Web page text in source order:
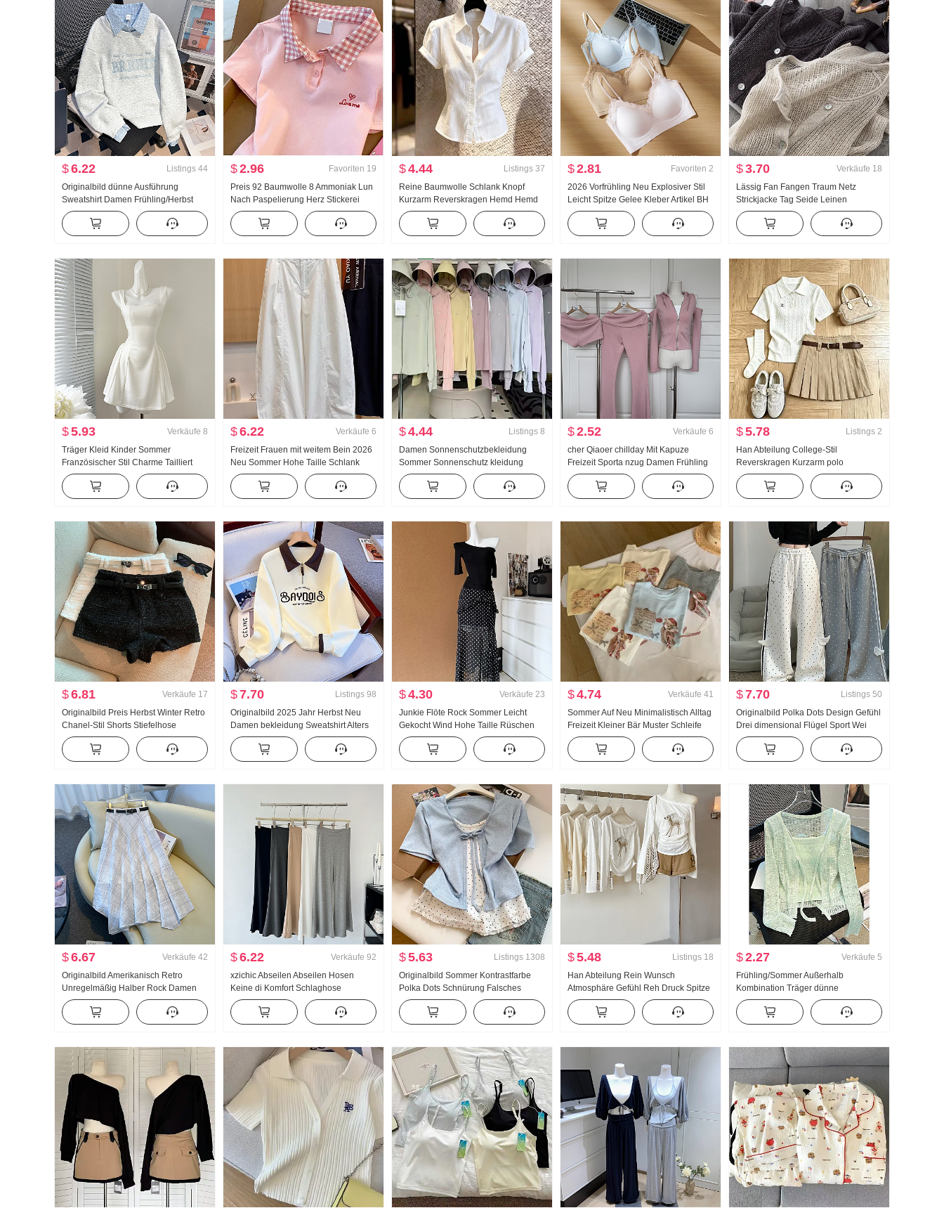
$6.22 Listings 44
Originalbild dünne Ausführung
Sweatshirt Damen Frühling/Herbst
Neu Han Abteilung Falsches
Zweiteiler Locker Dorn Stickerei
Gestreift Polo-Kragen Top
$2.96 Favoriten 19
Preis 92 Baumwolle 8 Ammoniak Lun
Nach Paspelierung Herz Stickerei
Süß Kurz Polo-Kragen T-Shirt Schlank
Petite Modisch
$4.44 Listings 37
Reine Baumwolle Schlank Knopf
Kurzarm Reverskragen Hemd Hemd
Damen 2026 Sommer Fort geschritten
Gefühl Leicht Luxus Sanft Wind Top
$2.81 Favoriten 2
2026 Vorfrühling Neu Explosiver Stil
Leicht Spitze Gelee Kleber Artikel BH
Innerhalb Gürtel Brust Pad Schlank
Weste Frauen
$3.70 Verkäufe 18
Lässig Fan Fangen Traum Netz
Strickjacke Tag Seide Leinen
Handarbeit Wählen Loch
Durchbrochen Strick Strickjacke
Damen Klimaanlage Sonnenschutz
$5.93 Verkäufe 8
Träger Kleid Kinder Sommer
Französischer Stil Charme Tailliert
Schlank Trägerkleid Minirock
$6.22 Verkäufe 6
Freizeit Frauen mit weitem Bein 2026
Neu Sommer Hohe Taille Schlank
Große Größe Petite Minimalistisch
Locker Neun Punkte Machete Hosen
$4.44 Listings 8
Damen Sonnenschutzbekleidung
Sommer Sonnenschutz kleidung
Nylon dünne Ausführung Eis Seide
Atmungsaktiv Jacke Locker Große
Größe Hoodie
$2.52 Verkäufe 6
cher Qiaoer chillday Mit Kapuze
Freizeit Sporta nzug Damen Frühling
Schulterfrei Jacke Schlaghose
Dreiteiliges Set
$5.78 Listings 2
Han Abteilung College-Stil
Reverskragen Kurzarm polo
Strickpullover Anzug Damen 2026
Sommer Neu Riese Gut aussehend
Plissee Rock
$6.81 Verkäufe 17
Originalbild Preis Herbst Winter Retro
Chanel-Stil Shorts Stiefelhose
$7.70 Listings 98
Originalbild 2025 Jahr Herbst Neu
Damen bekleidung Sweatshirt Alters
reduzierung Die Hälfte
Reißverschluss Mode Polo-Kragen
Freizeit Vielseitig kombinierbar
$4.30 Verkäufe 23
Junkie Flöte Rock Sommer Leicht
Gekocht Wind Hohe Taille Rüschen
Schlitz Schwarz Polka Dots Halber
Rock Tag Seide Schräg Schulter
Kleidung
$4.74 Verkäufe 41
Sommer Auf Neu Minimalistisch Alltag
Freizeit Kleiner Bär Muster Schleife
Locker Nischenprodukt Kurzarm T-
Shirt Koreanischer Stil Strick Top
$7.70 Listings 50
Originalbild Polka Dots Design Gefühl
Drei dimensional Flügel Sport Wei
Hosen Damen Neu Leicht Asien Wind
Locker Gerade geschnitten Schlank
Freizeithose
$6.67 Verkäufe 42
Originalbild Amerikanisch Retro
Unregelmäßig Halber Rock Damen
Leinen Mittel-Langer Rock Kariert A-
Linien-Rock Unregelmäßig
Fischschwanz Pendel Rock
$6.22 Verkäufe 92
xzichic Abseilen Abseilen Hosen
Keine di Komfort Schlaghose
Frühling/Sommer Neu Elegant Lange
Hose Schlank Freizeithose Damen
$5.63 Listings 1308
Originalbild Sommer Kontrastfarbe
Polka Dots Schnürung Falsches
Zweiteiler Kurzarm T-Shirt Damen
Sommer Neu Süßer Stil
Nischenprodukt Top
$5.48 Listings 18
Han Abteilung Rein Wunsch
Atmosphäre Gefühl Reh Druck Spitze
Spitze Schräg Schulter T-Shirt
Schulterfrei Top
$2.27 Verkäufe 5
Frühling/Sommer Außerhalb
Kombination Träger dünne
Ausführung Mikro Durch Grün
Sonnenschutz Strickjacke Jacke
Frauen Neu Bluse Langarm T-Shirt